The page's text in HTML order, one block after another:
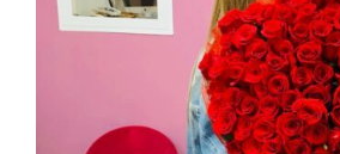
AÑADIR AL CARRITO